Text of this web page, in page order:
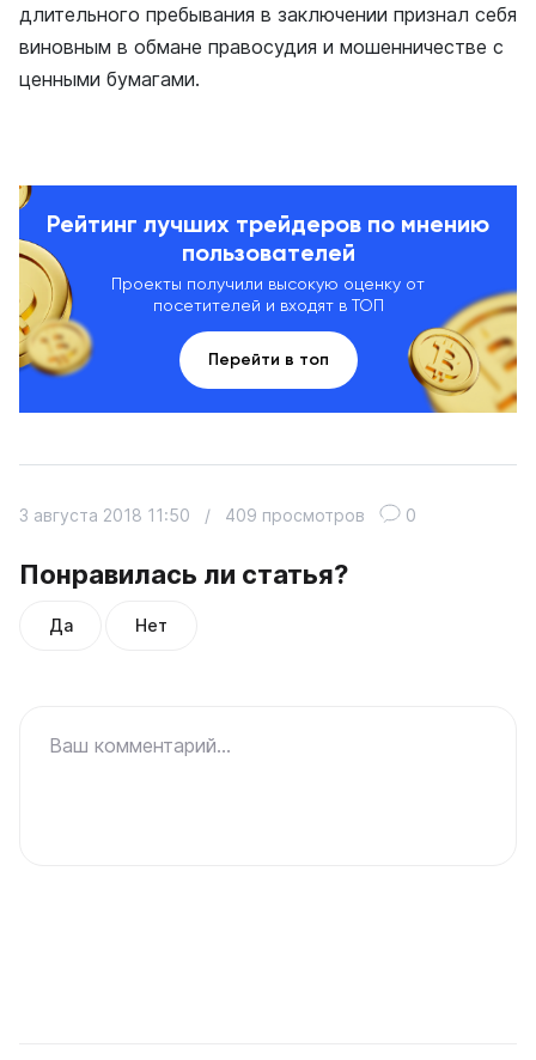
длительного пребывания в заключении признал себя
виновным в обмане правосудия и мошенничестве с
ценными бумагами.
Рейтинг лучших трейдеров по мнению
пользователей
Проекты получили высокую оценку от
посетителей и входят в ТОП
Перейти в топ
Понравилась ли статья?
Да Нет
3 августа 2018 11:50 / 409 просмотров 0
Ваш комментарий...